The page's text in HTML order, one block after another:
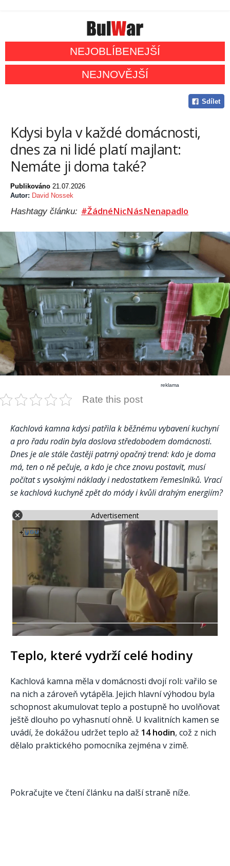
NEJOBLÍBENEJŠÍ
NEJNOVĚJŠÍ
Sdílet
Kdysi byla v každé domácnosti,
dnes za ni lidé platí majlant:
Nemáte ji doma také?
Publikováno 21.07.2026
Autor: David Nossek
Hashtagy článku: #ŽádnéNicNásNenapadlo
reklama
Rate this post
Kachlová kamna kdysi patřila k běžnému vybavení kuchyní
a pro řadu rodin byla doslova středobodem domácnosti.
Dnes je ale stále častěji patrný opačný trend: kdo je doma
má, ten o ně pečuje, a kdo je chce znovu postavit, musí
počítat s vysokými náklady i nedostatkem řemeslníků. Vrací
se kachlová kuchyně zpět do módy i kvůli drahým energiím?
Advertisement
Teplo, které vydrží celé hodiny
Kachlová kamna měla v domácnosti dvojí roli: vařilo se
na nich a zároveň vytápěla. Jejich hlavní výhodou byla
schopnost akumulovat teplo a postupně ho uvolňovat
ještě dlouho po vyhasnutí ohně. U kvalitních kamen se
uvádí, že dokážou udržet teplo až 14 hodin, což z nich
dělalo praktického pomocníka zejména v zimě.
Pokračujte ve čtení článku na další straně níže.